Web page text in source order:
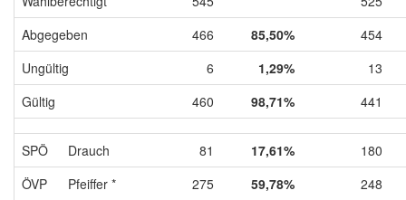
Abgegeben
466 85,50%
454
Ungültig
6 1,29%
13
Gültig
460 98,71% 441
SPÖ Drauch 81 17,61%
180
ÖVP
Pfeiffer * 275 59,78%
248